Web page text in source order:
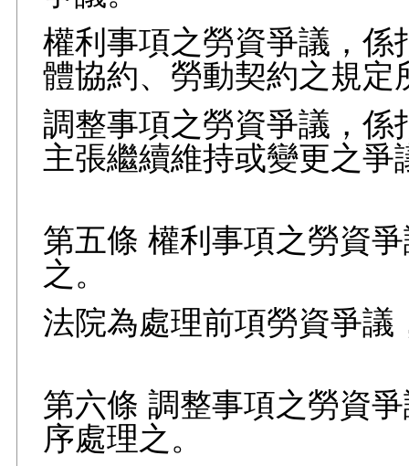
權利事項之勞資爭議，
體協約、勞動契約之規定
調整事項之勞資爭議，
主張繼續維持或變更之爭
第五條 權利事項之勞資
之。
法院為處理前項勞資爭
第六條 調整事項之勞資
序處理之。